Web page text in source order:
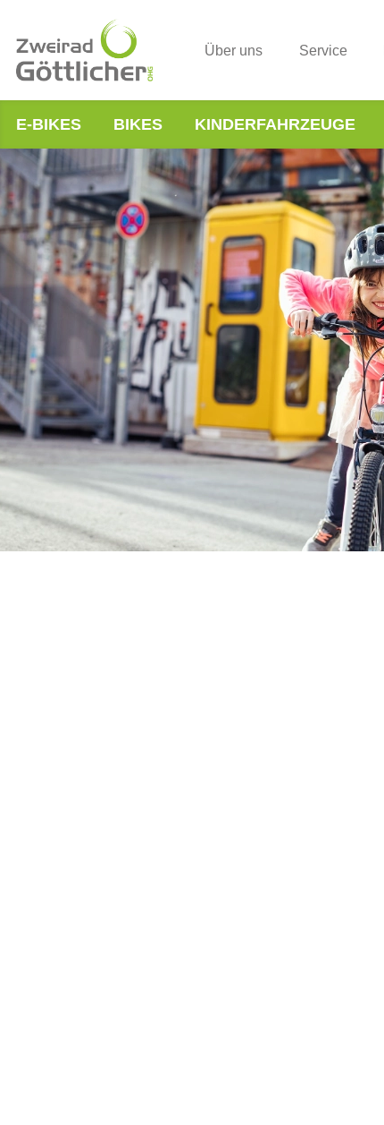
Über uns Service
E-BIKES BIKES KINDERFAHRZEUGE